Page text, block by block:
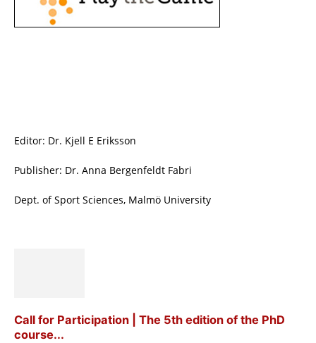
Editor: Dr. Kjell E Eriksson
Publisher: Dr. Anna Bergenfeldt Fabri
Dept. of Sport Sciences, Malmö University
Call for Participation | The 5th edition of the PhD
course...